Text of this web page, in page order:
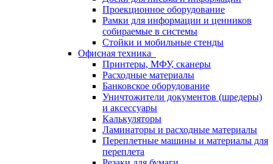
Проекционное оборудование
Рамки для информации и ценников
собираемые в системы
Стойки и мобильные стенды
Офисная техника
Принтеры, МФУ, сканеры
Расходные материалы
Банковское оборудование
Уничтожители документов (шредеры)
и аксессуары
Калькуляторы
Ламинаторы и расходные материалы
Переплетные машины и материалы для
переплета